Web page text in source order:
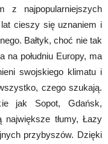
z najpopularniejszych
cieszy się uznaniem i
Bałtyk, choć nie tak
na południu Europy, ma
swojskiego klimatu i
czego szukają.
jak Sopot, Gdańsk,
największe tłumy, Łazy
przybyszów. Dzięki